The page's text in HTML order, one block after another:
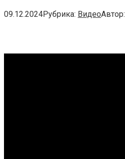
09.12.2024Рубрика: ВидеоАвтор: